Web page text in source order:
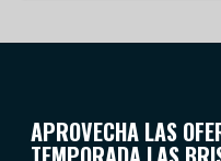
APROVECHA LAS